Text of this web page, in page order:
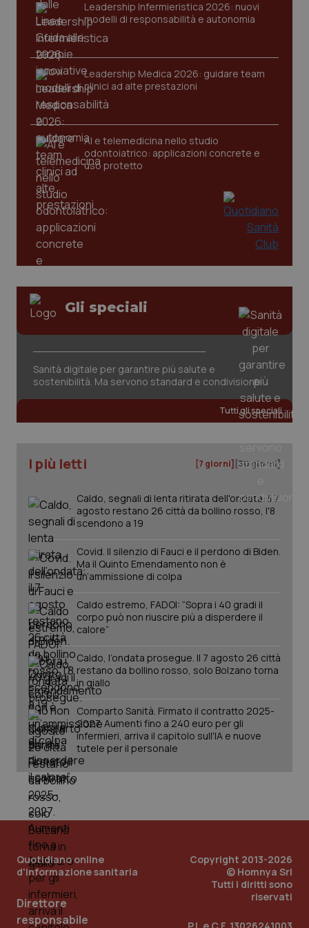
Leadership Infermieristica 2026: nuovi
modelli di responsabilità e autonomia
Leadership Medica 2026: guidare team
clinici ad alte prestazioni
AI e telemedicina nello studio
odontoiatrico: applicazioni concrete e
uso protetto
Gli speciali
Sanità digitale per garantire più salute e
sostenibilità. Ma servono standard e condivisione
Tutti gli speciali
I più letti [7 giorni] [30 giorni]
Caldo, segnali di lenta ritirata dell'ondata: il 7
agosto restano 26 città da bollino rosso, l'8
scendono a 19
Covid. Il silenzio di Fauci e il perdono di Biden.
Ma il Quinto Emendamento non è
un’ammissione di colpa
Caldo estremo, FADOI: “Sopra i 40 gradi il
corpo può non riuscire più a disperdere il
calore”
Caldo, l’ondata prosegue. Il 7 agosto 26 città
restano da bollino rosso, solo Bolzano torna
in giallo
Comparto Sanità. Firmato il contratto 2025-
2027. Aumenti fino a 240 euro per gli
infermieri, arriva il capitolo sull'IA e nuove
tutele per il personale
Quotidiano online
d'informazione sanitaria
Direttore
responsabile
Copyright 2013-2026
© Homnya Srl
Tutti i diritti sono
riservati
VISITOR_PRIVACY_METADATA
YouTube
.youtube.com
CookieScriptConsent
www.quotidianosanita.it
tracking-sites-ironfish-
www.quotidianosanita.it
2
_ga
Google LLC
.quotidianosanita.it
PHPSESSID